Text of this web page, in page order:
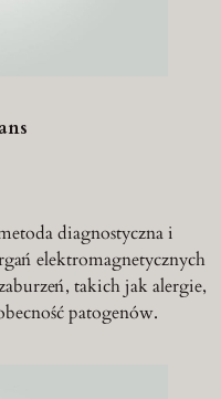
diagnostyczna i
elektromagnetycznych
takich jak alergie,
patogenów.